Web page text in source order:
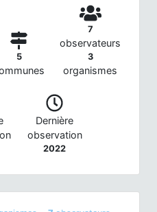
5
7
observateurs
3
organismes
Dernière
observation
2022